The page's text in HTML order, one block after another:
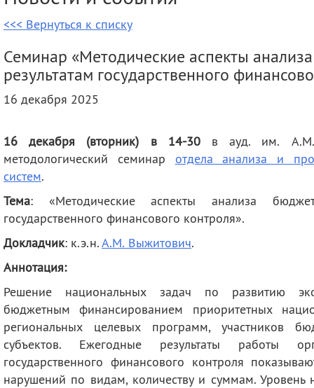
Официальные документы
История
Научные подразделения
Прочие подразделения
Издательская
Контакты
Гранты
Научные школы
Публикации
советы
Целевое
<<< Вернуться к списку
Семинар «Методические аспекты
результатам государственного
16 декабря 2025
16 декабря (вторник) в 14-30в ауд. им. А.М.
методологический семинар отдела анализа и
систем.
Тема: «Методические аспекты анализа
государственного финансового контроля».
Докладчик: к.э.н.А.М. Выжитович.
Аннотация:
Решение национальных задач по развитию
бюджетным финансированием приоритетных
региональных целевых программ, участников
субъектов. Ежегодные результаты работы
государственного финансового контроля
нарушений по видам, количеству и суммам.